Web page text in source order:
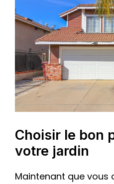
Choisir le bon
votre jardin
Maintenant que vous